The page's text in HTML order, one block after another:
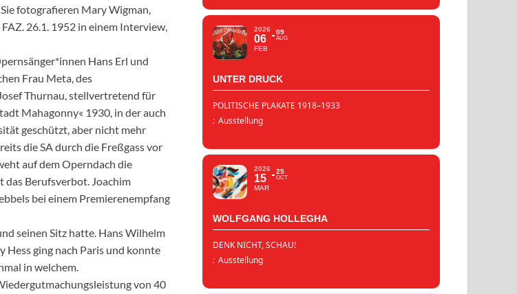
fotografieren Mary Wigman,
26.1. 1952 in einem Interview,
Hans Erl und
Frau Meta, des
Thurnau, stellvertretend für
Mahagonny« 1930, in der auch
geschützt, aber nicht mehr
die SA durch die Freßgass vor
auf dem Operndach die
das Berufsverbot. Joachim
bei einem Premierenempfang
seinen Sitz hatte. Hans Wilhelm
Hess ging nach Paris und konnte
in welchem.
von 40
2026
06
FEB
09
AUG
UNTER DRUCK
POLITISCHE PLAKATE 1918–1933
: Ausstellung
2026
15
MAR
25
OCT
WOLFGANG HOLLEGHA
DENK NICHT, SCHAU!
: Ausstellung